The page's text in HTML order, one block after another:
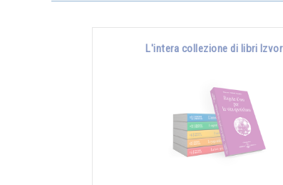
L'intera collezione di libri Izvor